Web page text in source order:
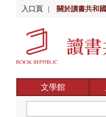
入口頁 關於讀書共和國
文學館